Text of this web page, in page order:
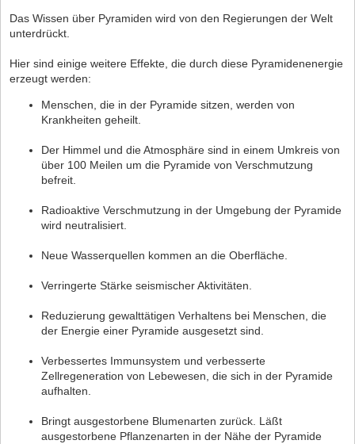
Das Wissen über Pyramiden wird von den Regierungen der Welt
unterdrückt.
Hier sind einige weitere Effekte, die durch diese Pyramidenenergie
erzeugt werden:
Menschen, die in der Pyramide sitzen, werden von
Krankheiten geheilt.
Der Himmel und die Atmosphäre sind in einem Umkreis von
über 100 Meilen um die Pyramide von Verschmutzung
befreit.
Radioaktive Verschmutzung in der Umgebung der Pyramide
wird neutralisiert.
Neue Wasserquellen kommen an die Oberfläche.
Verringerte Stärke seismischer Aktivitäten.
Reduzierung gewalttätigen Verhaltens bei Menschen, die
der Energie einer Pyramide ausgesetzt sind.
Verbessertes Immunsystem und verbesserte
Zellregeneration von Lebewesen, die sich in der Pyramide
aufhalten.
Bringt ausgestorbene Blumenarten zurück. Läßt
ausgestorbene Pflanzenarten in der Nähe der Pyramide